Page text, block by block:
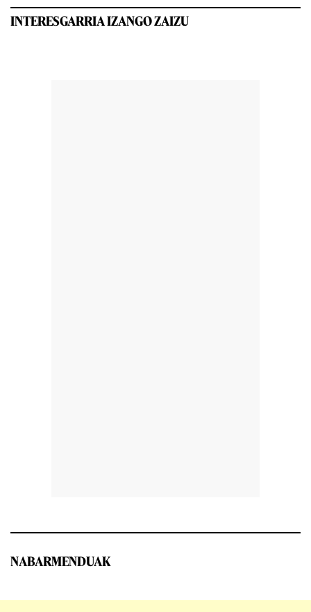
INTERESGARRIA IZANGO ZAIZU
NABARMENDUAK